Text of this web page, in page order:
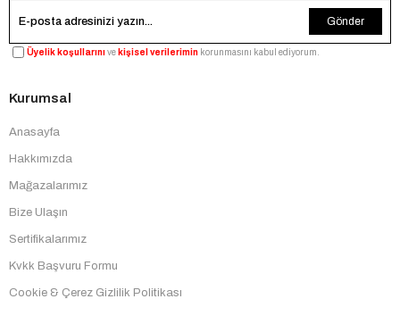
Gönder
Üyelik koşullarınıve kişisel verilerimin korunmasını kabul ediyorum.
Kurumsal
Anasayfa
Hakkımızda
Mağazalarımız
Bize Ulaşın
Sertifikalarımız
Kvkk Başvuru Formu
Cookie & Çerez Gizlilik Politikası